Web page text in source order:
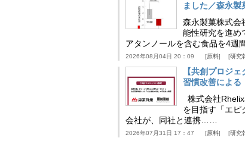
ました／森永製
森永製菓株式会
能性研究を進め
アタンノールを含む食品を4週
2026年08月04日 20：09 原料 研究
【共創プロジ
習慣改善によ
株式会社
を目指す「エピ
会社が、同社と連携……
2026年07月31日 17：47 原料 研究